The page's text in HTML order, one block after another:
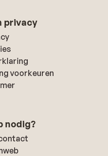
privacy
voorkeuren
nodig?